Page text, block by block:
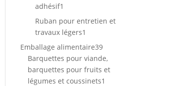
adhésif1
produit
Ruban pour entretien et
travaux légers1
produit
Emballage alimentaire3939
produits
Barquettes pour viande,
barquettes pour fruits et
légumes et coussinets1